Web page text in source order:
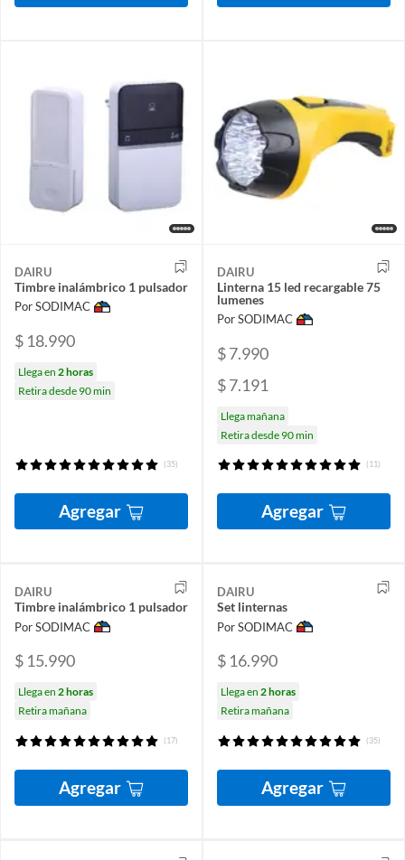
DAIRU
Timbre inalámbrico 1 pulsador
Por SODIMAC
$ 18.990
Llega en 2 horas
Retira desde 90 min
(35)
Agregar
DAIRU
Linterna 15 led recargable 75
lumenes
Por SODIMAC
$ 7.990
$ 7.191
Llega mañana
Retira desde 90 min
(11)
Agregar
DAIRU
Timbre inalámbrico 1 pulsador
Por SODIMAC
$ 15.990
Llega en 2 horas
Retira mañana
(17)
Agregar
DAIRU
Set linternas
Por SODIMAC
$ 16.990
Llega en 2 horas
Retira mañana
(35)
Agregar